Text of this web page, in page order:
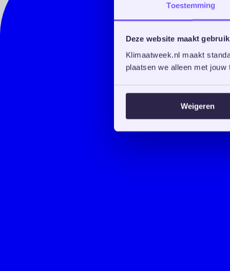
Toestemming
Deze website maakt
Klimaatweek.nl maakt
plaatsen we alleen met
Weigeren